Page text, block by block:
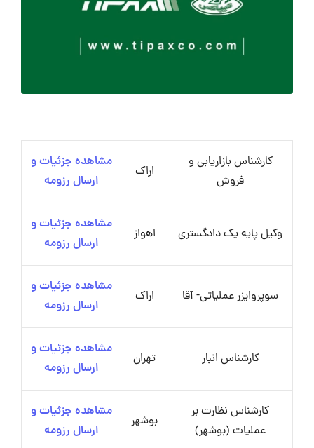
کارشناس بازاریابی و
فروش
اراک
مشاهده جزئیات و
ارسال رزومه
وکیل پایه یک دادگستری اهواز
مشاهده جزئیات و
ارسال رزومه
سوپروایزر عملیاتی- آقا اراک
مشاهده جزئیات و
ارسال رزومه
کارشناس انبار تهران
مشاهده جزئیات و
ارسال رزومه
کارشناس نظارت بر
عملیات (بوشهر)
بوشهر
مشاهده جزئیات و
ارسال رزومه